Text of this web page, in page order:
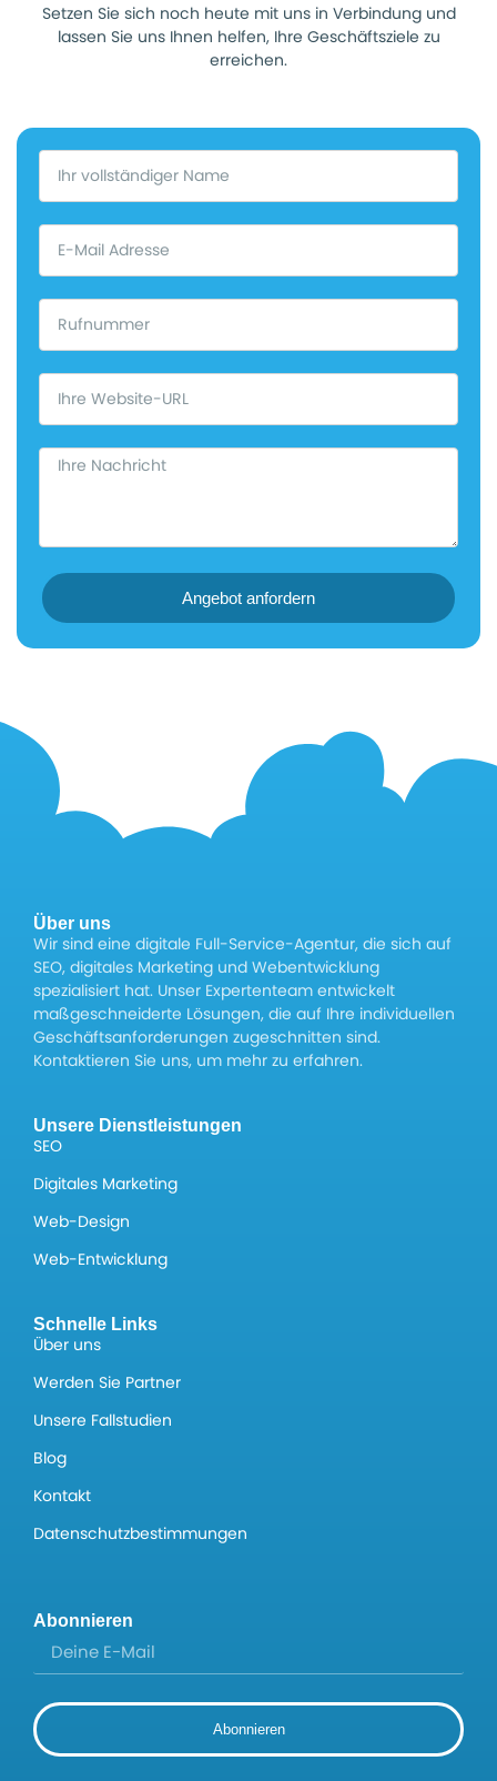
Setzen Sie sich noch heute mit uns in Verbindung und
lassen Sie uns Ihnen helfen, Ihre Geschäftsziele zu
erreichen.
Angebot anfordern
Über uns
Wir sind eine digitale Full-Service-Agentur, die sich auf
SEO, digitales Marketing und Webentwicklung
spezialisiert hat. Unser Expertenteam entwickelt
maßgeschneiderte Lösungen, die auf Ihre individuellen
Geschäftsanforderungen zugeschnitten sind.
Kontaktieren Sie uns, um mehr zu erfahren.
Unsere Dienstleistungen
SEO
Digitales Marketing
Web-Design
Web-Entwicklung
Schnelle Links
Über uns
Werden Sie Partner
Unsere Fallstudien
Blog
Kontakt
Datenschutzbestimmungen
Abonnieren
Abonnieren